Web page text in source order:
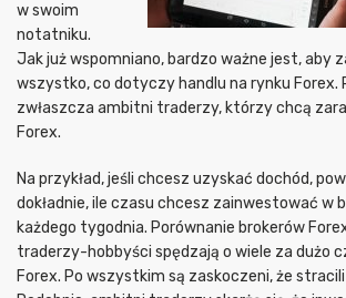
w swoim
notatniku.
Jak już wspomniano, bardzo ważne jest, aby
wszystko, co dotyczy handlu na rynku Forex.
zwłaszcza ambitni traderzy, którzy chcą
Forex.
Na przykład, jeśli chcesz uzyskać dochód,
dokładnie, ile czasu chcesz zainwestować w
każdego tygodnia. Porównanie brokerów
traderzy-hobbyści spędzają o wiele za dużo
Forex. Po wszystkim są zaskoczeni, że